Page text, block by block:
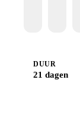
DUUR
21 dagen